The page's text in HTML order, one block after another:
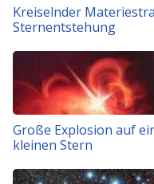
Kreiselnder
Sternentstehung
Große Explosion auf
kleinen Stern